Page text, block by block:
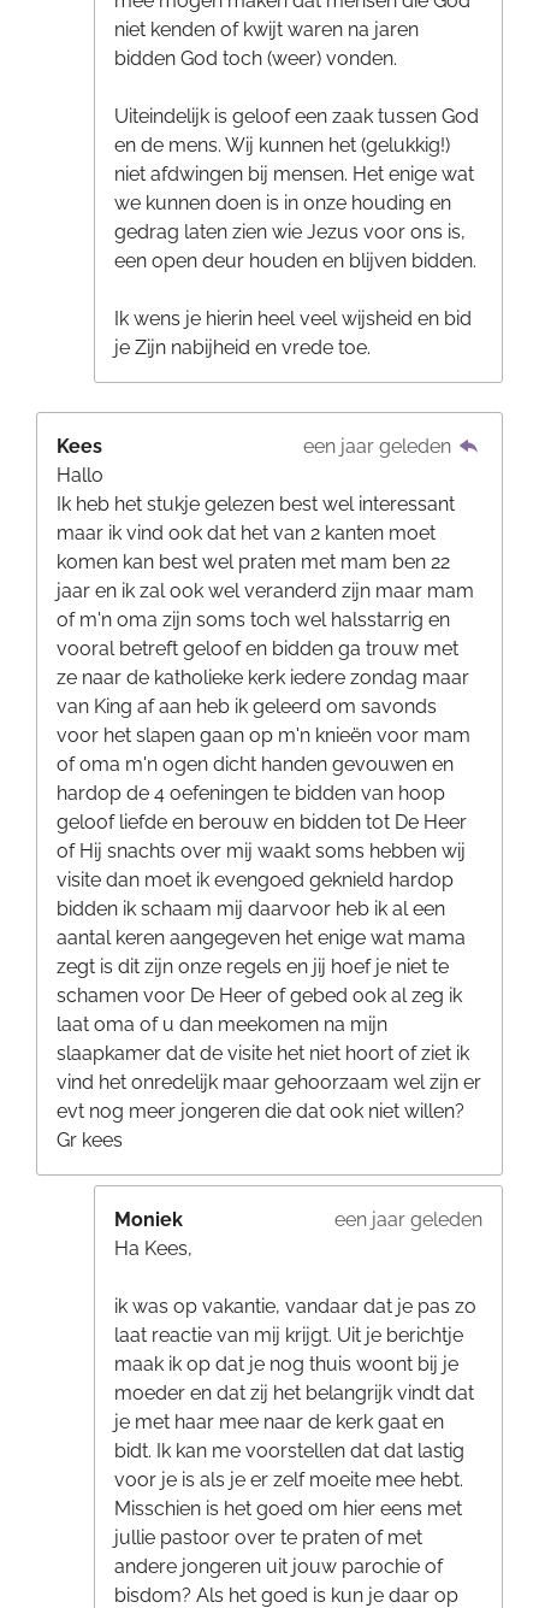
niet kenden of kwijt waren na jaren
bidden God toch (weer) vonden.
Uiteindelijk is geloof een zaak tussen God
en de mens. Wij kunnen het (gelukkig!)
niet afdwingen bij mensen. Het enige wat
we kunnen doen is in onze houding en
gedrag laten zien wie Jezus voor ons is,
een open deur houden en blijven bidden.
Ik wens je hierin heel veel wijsheid en bid
je Zijn nabijheid en vrede toe.
Kees
een jaar geleden
Hallo
Ik heb het stukje gelezen best wel interessant
maar ik vind ook dat het van 2 kanten moet
komen kan best wel praten met mam ben 22
jaar en ik zal ook wel veranderd zijn maar mam
of m'n oma zijn soms toch wel halsstarrig en
vooral betreft geloof en bidden ga trouw met
ze naar de katholieke kerk iedere zondag maar
van King af aan heb ik geleerd om savonds
voor het slapen gaan op m'n knieën voor mam
of oma m'n ogen dicht handen gevouwen en
hardop de 4 oefeningen te bidden van hoop
geloof liefde en berouw en bidden tot De Heer
of Hij snachts over mij waakt soms hebben wij
visite dan moet ik evengoed geknield hardop
bidden ik schaam mij daarvoor heb ik al een
aantal keren aangegeven het enige wat mama
zegt is dit zijn onze regels en jij hoef je niet te
schamen voor De Heer of gebed ook al zeg ik
laat oma of u dan meekomen na mijn
slaapkamer dat de visite het niet hoort of ziet ik
vind het onredelijk maar gehoorzaam wel zijn er
evt nog meer jongeren die dat ook niet willen?
Gr kees
Moniek
een jaar geleden
Ha Kees,
ik was op vakantie, vandaar dat je pas zo
laat reactie van mij krijgt. Uit je berichtje
maak ik op dat je nog thuis woont bij je
moeder en dat zij het belangrijk vindt dat
je met haar mee naar de kerk gaat en
bidt. Ik kan me voorstellen dat dat lastig
voor je is als je er zelf moeite mee hebt.
Misschien is het goed om hier eens met
jullie pastoor over te praten of met
andere jongeren uit jouw parochie of
bisdom? Als het goed is kun je daar op